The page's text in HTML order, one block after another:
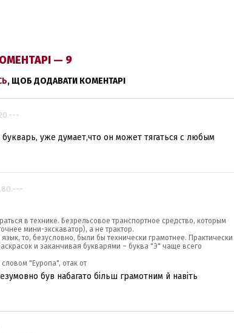
— 9
, ЩОБ ДОДАВАТИ КОМЕНТАРІ
уже думает,что он может тягаться с любым
в технике. Безрельсовое транспортное средство, которым
мини-экскаватор), а не трактор.
то, безусловно, были бы технически грамотнее. Практически
и заканчивая букварями – буква "Э" чаще всего
словом "Еуропа", отак от
був набагато більш грамотним й навіть